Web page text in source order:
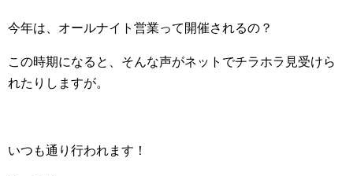
今年は、オールナイト営業って開催されるの？
この時期になると、そんな声がネットでチラホラ見受けら
れたりしますが。
いつも通り行われます！